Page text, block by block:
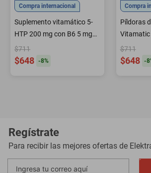
Compra internacional
Suplemento vitamático 5-
HTP 200 mg con B6 5 mg
240 cápsulas
$711
$648 -8%
Compra
Píldoras
Vitamatic
300 mg
$711
$648 -8
Regístrate
Para recibir las mejores ofertas de